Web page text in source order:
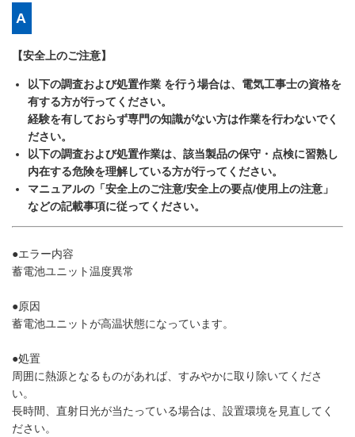
【安全上のご注意】
以下の調査および処置作業 を行う場合は、電気工事士の資格を
有する方が行ってください。
経験を有しておらず専門の知識がない方は作業を行わないでく
ださい。
以下の調査および処置作業は、該当製品の保守・点検に習熟し
内在する危険を理解している方が行ってください。
マニュアルの「安全上のご注意/安全上の要点/使用上の注意」
などの記載事項に従ってください。
●エラー内容
蓄電池ユニット温度異常
●原因
蓄電池ユニットが高温状態になっています。
●処置
周囲に熱源となるものがあれば、すみやかに取り除いてくださ
い。
長時間、直射日光が当たっている場合は、設置環境を見直してく
ださい。